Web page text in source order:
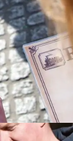
beste team